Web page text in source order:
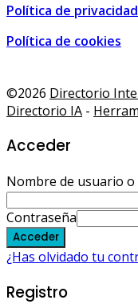
Política de privacidad
Política de cookies
©2026 Directorio
Directorio IA -
Acceder
Nombre de usuario
Contraseña
Acceder
¿Has olvidado tu
Registro